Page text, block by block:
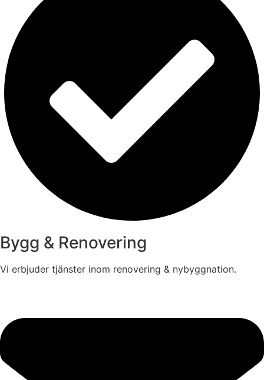
Bygg & Renovering
Vi erbjuder tjänster inom renovering & nybyggnation.